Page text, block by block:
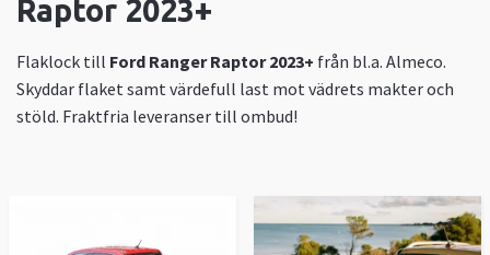
Raptor 2023+
Flaklock till Ford Ranger Raptor 2023+ från bl.a. Almeco.
Skyddar flaket samt värdefull last mot vädrets makter och
stöld. Fraktfria leveranser till ombud!